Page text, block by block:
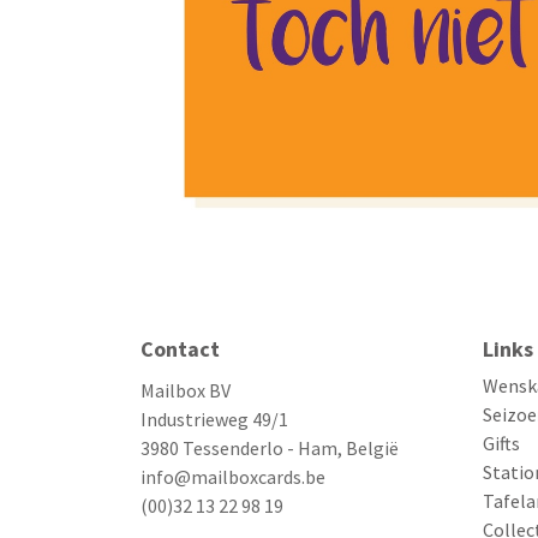
Contact
Mailbox BV
Industrieweg 49/1
3980 Tessenderlo - Ham, België
info@mailboxcards.be
(00)32 13 22 98 19
Links
Gifts